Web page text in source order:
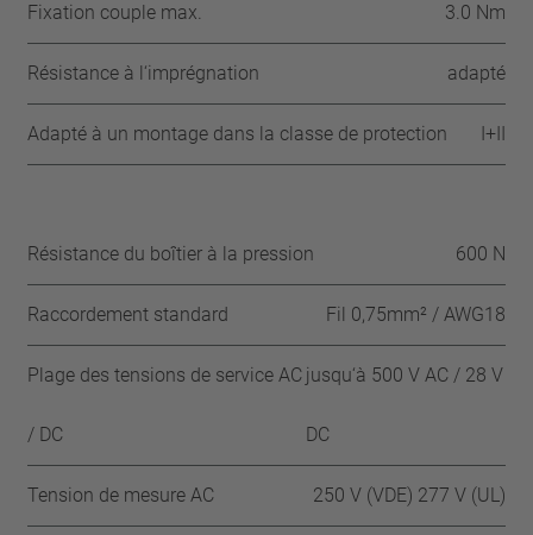
Fixation couple max. 3.0 Nm
Résistance à l‘imprégnation adapté
Adapté à un montage dans la classe de protection I+II
Résistance du boîtier à la pression 600 N
Raccordement standard Fil 0,75mm² / AWG18
Plage des tensions de service AC
/ DC
jusqu‘à 500 V AC / 28 V
DC
Tension de mesure AC 250 V (VDE) 277 V (UL)